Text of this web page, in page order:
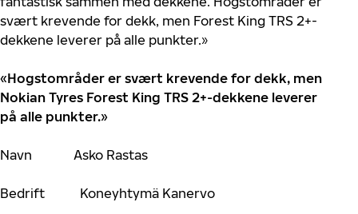
svært krevende for dekk, men Forest King TRS 2+-
dekkene leverer på alle punkter.»
«Hogstområder er svært krevende for dekk, men
Nokian Tyres Forest King TRS 2+-dekkene leverer
på alle punkter.»
Navn Asko Rastas
Bedrift Koneyhtymä Kanervo